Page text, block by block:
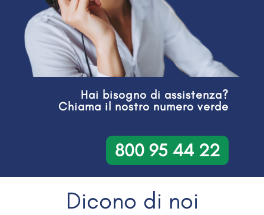
Hai bisogno di assistenza?
Chiama il nostro numero verde
800 95 44 22
Dicono di noi